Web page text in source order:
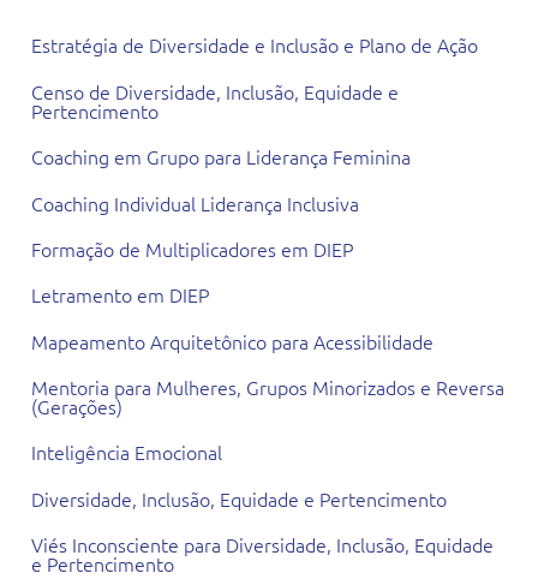
Estratégia de Diversidade e Inclusão e Plano de Ação
Censo de Diversidade, Inclusão, Equidade e
Pertencimento
Coaching em Grupo para Liderança Feminina
Coaching Individual Liderança Inclusiva
Formação de Multiplicadores em DIEP
Letramento em DIEP
Mapeamento Arquitetônico para Acessibilidade
Mentoria para Mulheres, Grupos Minorizados e Reversa
(Gerações)
Inteligência Emocional
Diversidade, Inclusão, Equidade e Pertencimento
Viés Inconsciente para Diversidade, Inclusão, Equidade
e Pertencimento